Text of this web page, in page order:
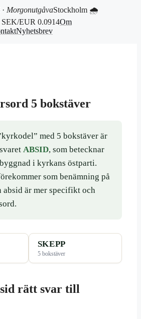
MorgonutgåvaStockholm 🌧
EUR 0.0914Om
Nyhetsbrev
5 bokstäver
med 5 bokstäver är
ABSID, som betecknar
i kyrkans östparti.
som benämning på
absid är mer specifikt och
SKEPP
5 bokstäver
rätt svar till